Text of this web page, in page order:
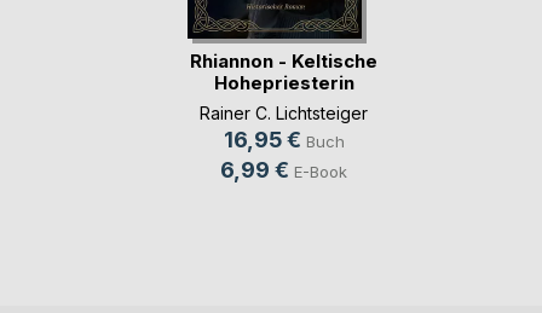
Rhiannon - Keltische
Hohepriesterin
Rainer C. Lichtsteiger
16,95 € Buch
6,99 € E-Book